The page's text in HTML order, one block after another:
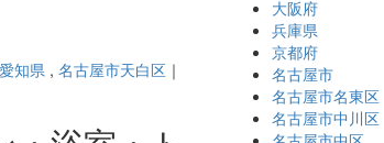
愛知県 , 名古屋市天白区 ｜
大阪府
兵庫県
京都府
名古屋市
名古屋市名東区
名古屋市中川区